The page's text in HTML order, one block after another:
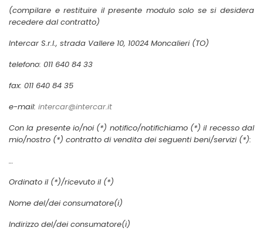
(compilare e restituire il presente modulo solo se si desidera
recedere dal contratto)
Intercar S.r.l., strada Vallere 10, 10024 Moncalieri (TO)
telefono: 011 640 84 33
fax: 011 640 84 35
e-mail: intercar@intercar.it
Con la presente io/noi (*) notifico/notifichiamo (*) il recesso dal
mio/nostro (*) contratto di vendita dei seguenti beni/servizi (*):
…
Ordinato il (*)/ricevuto il (*)
Nome del/dei consumatore(i)
Indirizzo del/dei consumatore(i)